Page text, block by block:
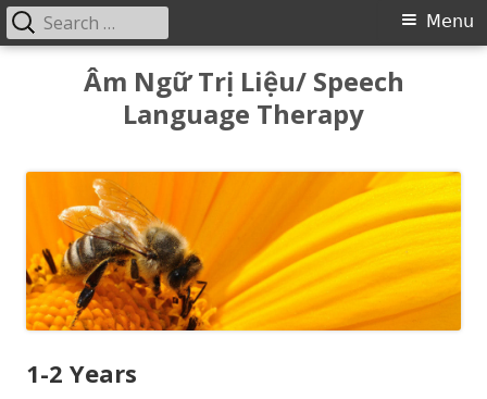
Âm Ngữ Trị Liệu/ Speech
Language Therapy
Primary
Menu
Search
for:
1-2 Years